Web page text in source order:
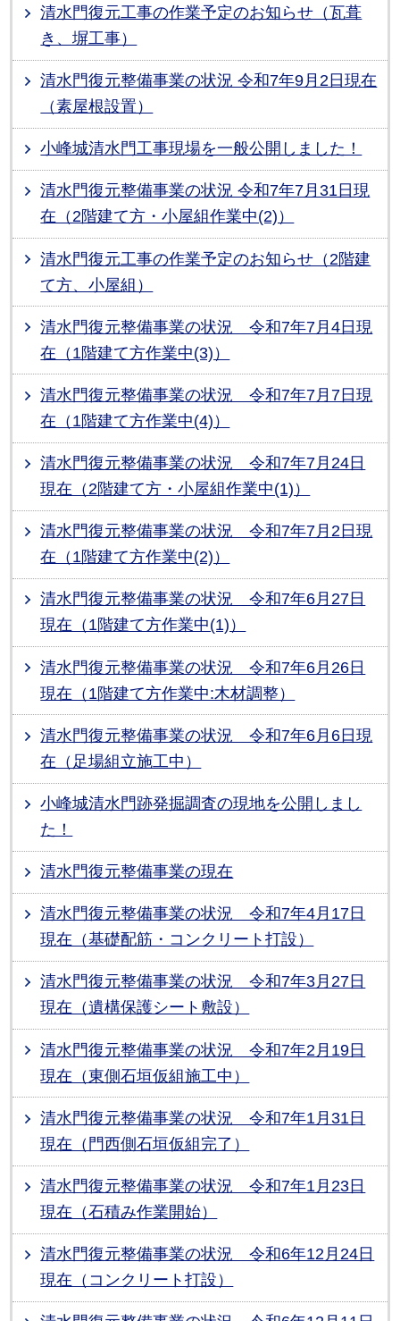
清水門復元工事の作業予定のお知らせ（瓦葺
き、塀工事）
清水門復元整備事業の状況 令和7年9月2日現在
（素屋根設置）
小峰城清水門工事現場を一般公開しました！
清水門復元整備事業の状況 令和7年7月31日現
在（2階建て方・小屋組作業中(2)）
清水門復元工事の作業予定のお知らせ（2階建
て方、小屋組）
清水門復元整備事業の状況 令和7年7月4日現
在（1階建て方作業中(3)）
清水門復元整備事業の状況 令和7年7月7日現
在（1階建て方作業中(4)）
清水門復元整備事業の状況 令和7年7月24日
現在（2階建て方・小屋組作業中(1)）
清水門復元整備事業の状況 令和7年7月2日現
在（1階建て方作業中(2)）
清水門復元整備事業の状況 令和7年6月27日
現在（1階建て方作業中(1)）
清水門復元整備事業の状況 令和7年6月26日
現在（1階建て方作業中:木材調整）
清水門復元整備事業の状況 令和7年6月6日現
在（足場組立施工中）
小峰城清水門跡発掘調査の現地を公開しまし
た！
清水門復元整備事業の現在
清水門復元整備事業の状況 令和7年4月17日
現在（基礎配筋・コンクリート打設）
清水門復元整備事業の状況 令和7年3月27日
現在（遺構保護シート敷設）
清水門復元整備事業の状況 令和7年2月19日
現在（東側石垣仮組施工中）
清水門復元整備事業の状況 令和7年1月31日
現在（門西側石垣仮組完了）
清水門復元整備事業の状況 令和7年1月23日
現在（石積み作業開始）
清水門復元整備事業の状況 令和6年12月24日
現在（コンクリート打設）